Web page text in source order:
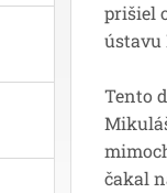
prišiel
ústavu
Tento
čakal